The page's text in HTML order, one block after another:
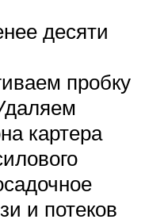
десяти
пробку
картера
и потеков